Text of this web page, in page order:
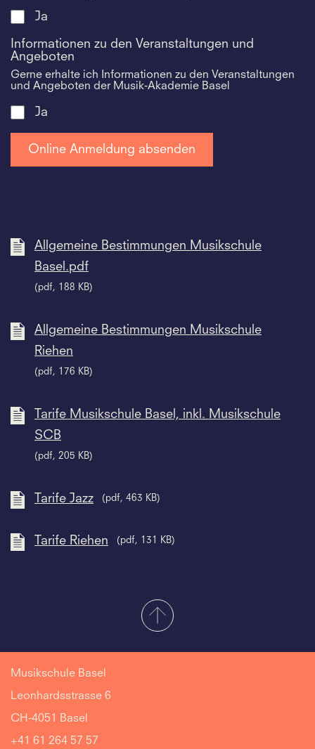
Ja
Informationen zu den Veranstaltungen und
Angeboten
Gerne erhalte ich Informationen zu den Veranstaltungen
und Angeboten der Musik-Akademie Basel
Ja
Allgemeine Bestimmungen Musikschule
Basel.pdf
(pdf, 188 KB)
Allgemeine Bestimmungen Musikschule
Riehen
(pdf, 176 KB)
Tarife Musikschule Basel, inkl. Musikschule
SCB
(pdf, 205 KB)
Tarife Jazz (pdf, 463 KB)
Tarife Riehen (pdf, 131 KB)
Musikschule Basel
Leonhardsstrasse 6
CH-4051 Basel
+41 61 264 57 57